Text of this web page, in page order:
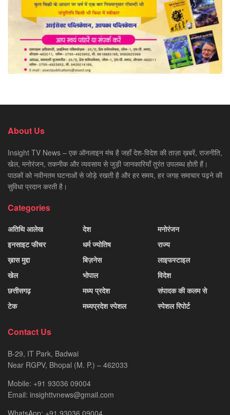
About Us
Insight TV News – एक ऑनलाइन मंच है जहाँ देश-विदेश की ताज़ा ख़बरें, राजनीति,
खेल, मनोरंजन, तकनीक और व्यवसाय से जुड़ी जानकारियाँ तुरंत उपलब्ध होती हैं।
पाठकों को नवीनतम घटनाओं से जोड़े रखती है और हर समय, हर जगह समाचार पढ़ने की
सुविधा प्रदान करती है।
Categories
अतिथि आलेख
इनसाइट फीचर
ख़ास मुद्दा
खेल
छत्तीसगढ़
टेक
देश
धर्म ज्योतिष
बिज़नेस
भोपाल
मध्य प्रदेश
मध्यप्रदेश स्पेशल
मनोरंजन
राज्य
लाइफस्टाइल
विदेश
संपादक की कलम से
स्पेशल रिपोर्ट
Contact Us
B-29, IT Park, Badwai
Near RGPV, Bhopal (M. P.) – 462033
Mobile: +91 93036 09004
Email: insighttvnews@gmail.com
WhatsApp: +91 93036 09004